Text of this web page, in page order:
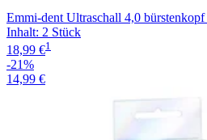
Emmi-dent Ultraschall 4,0 bürstenkopf
Inhalt: 2 Stück
18,99 €1
-21%
14,99 €